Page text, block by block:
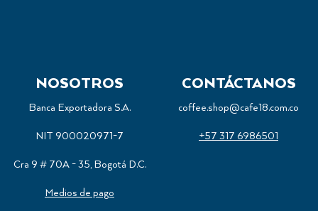
NOSOTROS
Banca Exportadora S.A.
NIT 900020971-7
Cra 9 # 70A - 35, Bogotá D.C.
Medios de pago
CONTÁCTANOS
coffee.shop@cafe18.com.co
+57 317 6986501